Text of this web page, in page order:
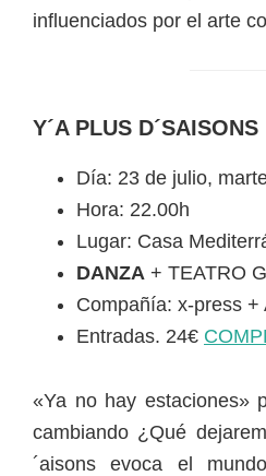
influenciados por el arte
Y´A PLUS D´SAISONS
Día: 23 de julio,
Hora: 22.00h
Lugar: Casa
DANZA + TEATRO
Compañía: x-press +
Entradas. 24€
«Ya no hay estaciones»
cambiando ¿Qué
´aisons evoca el